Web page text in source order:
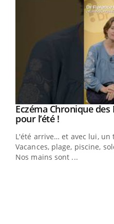
Youtube
Eczéma Chronique
pour l’été !Youtube
L'été arrive… et avec lui, un
Vacances, plage, piscine,
Nos mains sont ...